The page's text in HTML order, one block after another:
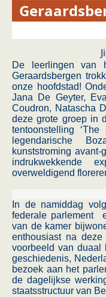
De leerlingen van
Geraardsbergen
onze hoofdstad!
Jana De Geyter,
Coudron, Natascha
deze grote groep in
tentoonstelling
legendarische
kunststroming
indrukwekkende
overweldigend
In de namiddag
federale parlement
van de kamer
enthousiast na
voorbeeld van
geschiedenis,
bezoek aan het
de dagelijkse
staatsstructuur van